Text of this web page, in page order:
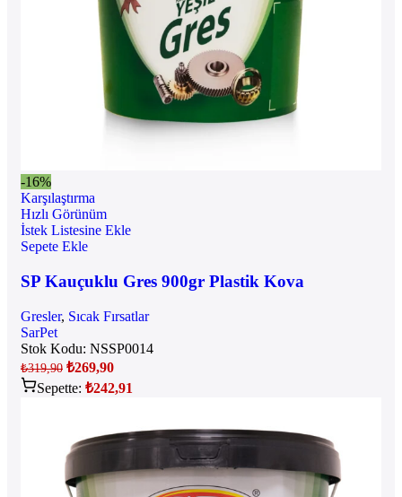
-16%
Karşılaştırma
Hızlı Görünüm
İstek Listesine Ekle
Sepete Ekle
SP Kauçuklu Gres 900gr Plastik Kova
Gresler, Sıcak Fırsatlar
SarPet
Stok Kodu: NSSP0014
₺319,90 ₺269,90
Sepette: ₺242,91